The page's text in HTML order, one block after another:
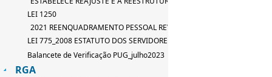
LEI 1250
2021 REENQUADRAMENTO PESSOAL REVISAO LEI 667_2015
LEI 775_2008 ESTATUTO DOS SERVIDORES
Balancete de Verificação PUG_julho2023
RGA